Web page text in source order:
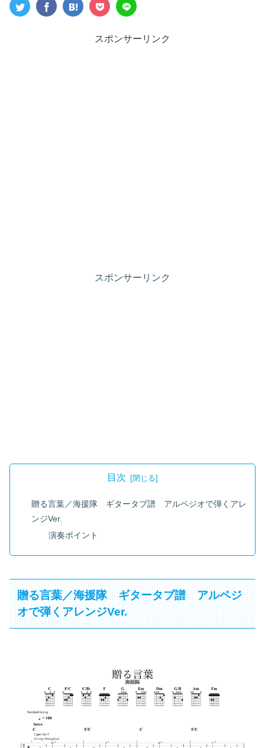
スポンサーリンク
スポンサーリンク
目次
贈る言葉／海援隊 ギタータブ譜 アルペジオで弾くアレ
ンジVer.
演奏ポイント
贈る言葉／海援隊 ギタータブ譜 アルペジ
オで弾くアレンジVer.